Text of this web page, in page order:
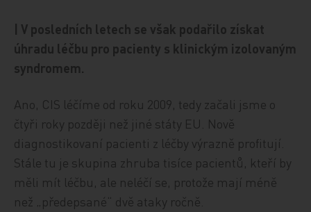
| V posledních letech se však podařilo získat
úhradu léčbu pro pacienty s klinickým izolovaným
syndromem.
Ano, CIS léčíme od roku 2009, tedy začali jsme o
čtyři roky později než jiné státy EU. Nově
diagnostikovaní pacienti z léčby výrazně profitují.
Stále tu je skupina zhruba tisíce pacientů, kteří by
měli mít léčbu, ale neléčí se, protože mají méně
než „předepsané“ dvě ataky ročně.